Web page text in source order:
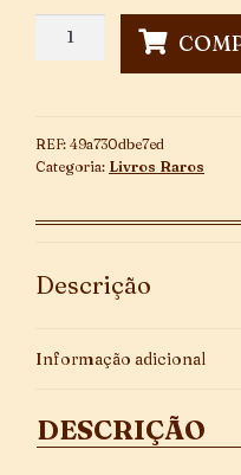
Conde
Memoriam
REF: 49a730dbe7ed
Categoria: Livros Raros
Descrição
Informação adicional
DESCRIÇÃO